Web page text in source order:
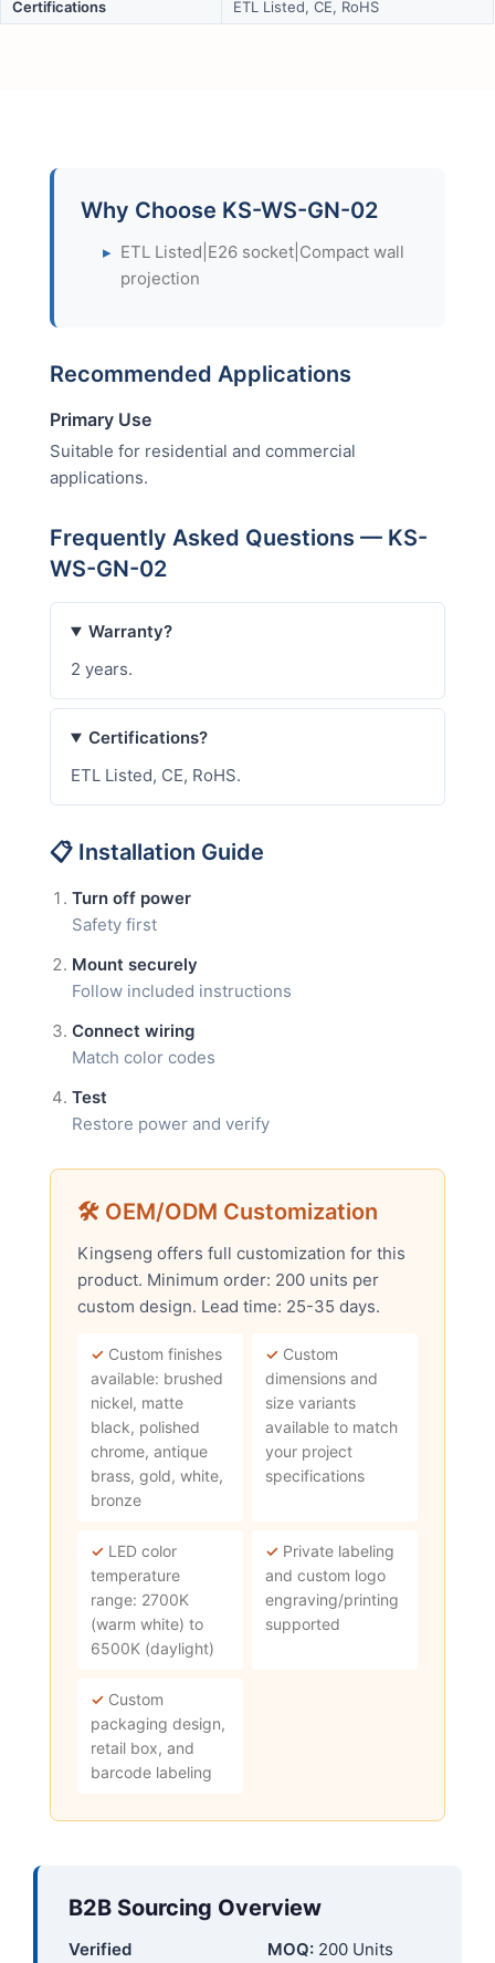
Certifications ETL Listed, CE, RoHS
Why Choose KS-WS-GN-02
▸ ETL Listed|E26 socket|Compact wall
projection
Recommended Applications
Primary Use
Suitable for residential and commercial
applications.
Frequently Asked Questions — KS-
WS-GN-02
Warranty?
2 years.
Certifications?
ETL Listed, CE, RoHS.
📋 Installation Guide
Turn off power
Safety first
Mount securely
Follow included instructions
Connect wiring
Match color codes
Test
Restore power and verify
🛠 OEM/ODM Customization
Kingseng offers full customization for this
product. Minimum order: 200 units per
custom design. Lead time: 25-35 days.
✓ Custom finishes
available: brushed
nickel, matte
black, polished
chrome, antique
brass, gold, white,
bronze
✓Custom
dimensions and
size variants
available to match
your project
specifications
✓ LED color
temperature
range: 2700K
(warm white) to
6500K (daylight)
✓Private labeling
and custom logo
engraving/printing
supported
✓ Custom
packaging design,
retail box, and
barcode labeling
B2B Sourcing Overview
Verified
MOQ:200 Units